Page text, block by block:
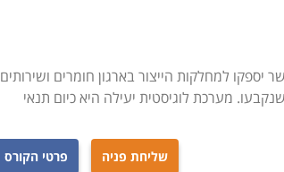
למחלקות הייצור בארגון חומרים ושירותים
מערכת לוגיסטית יעילה היא כיום תנאי
שליחת פניה פרטי הקורס